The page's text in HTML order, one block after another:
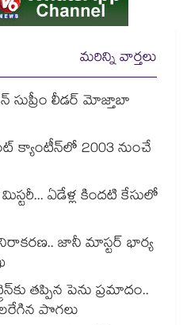
మరిన్ని వార్తలు
సుప్రీం లీడర్ మోజ్తాబా
క్యాంటీన్⁪లో 2003 నుంచే
ఏడేళ్ల కిందటి కేసులో
జానీ మాస్టర్ భార్య
తప్పిన పెను ప్రమాదం..
పొగలు